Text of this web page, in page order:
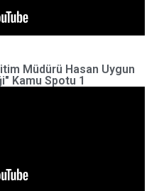
Müdürü Hasan Uygun
Kamu Spotu 1